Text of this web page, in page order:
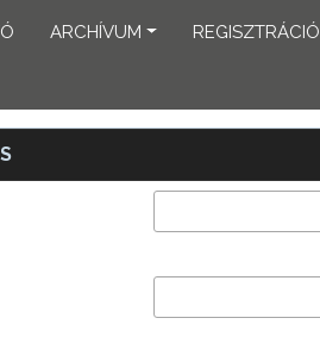
ARCHÍVUM REGISZTRÁCIÓ